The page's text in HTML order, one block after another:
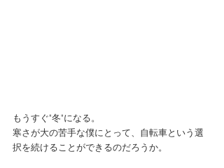
もうすぐ"冬"になる。
寒さが大の苦手な僕にとって、自転車という選
択を続けることができるのだろうか。